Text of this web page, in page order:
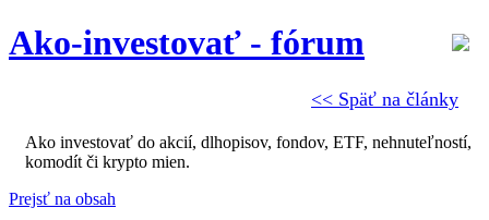
<< Späť na články
Ako-investovať - fórum
Ako investovať do akcií, dlhopisov, fondov, ETF, nehnuteľností,
komodít či krypto mien.
Prejsť na obsah